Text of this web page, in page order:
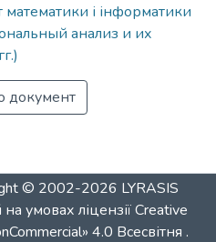
математики і інформатики
анализ и их
документ
© 2002-2026 LYRASIS
умовах ліцензіїCreative
4.0 Всесвітня .